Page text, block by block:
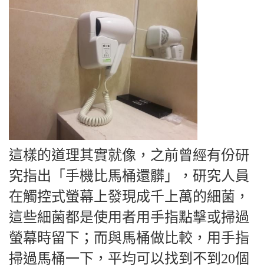
這樣的道理其實就像，之前曾經有份研
究指出「手機比馬桶還髒」，研究人員
在觸控式螢幕上發現成千上萬的細菌，
這些細菌都是使用者用手指點擊或掃過
螢幕時留下；而與馬桶做比較，用手指
掃過馬桶一下，平均可以找到不到20個